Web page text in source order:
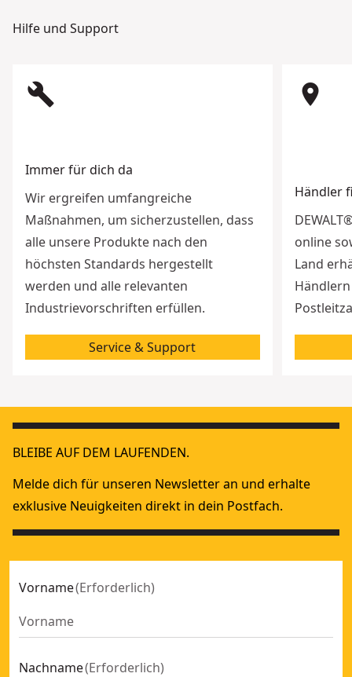
Hilfe und Support
build
Immer für dich da
Wir ergreifen umfangreiche
Maßnahmen, um sicherzustellen, dass
alle unsere Produkte nach den
höchsten Standards hergestellt
werden und alle relevanten
Industrievorschriften erfüllen.
Service & Support
room
Händler
online
Land
BLEIBE AUF DEM LAUFENDEN.
Melde dich für unseren Newsletter an und erhalte
exklusive Neuigkeiten direkt in dein Postfach.
Vorname(Erforderlich)
Nachname(Erforderlich)